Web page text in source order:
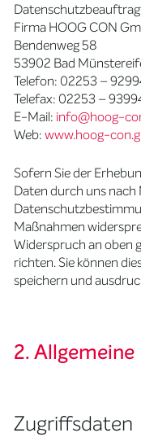
Firma HOOG CON
Bendenweg 58
53902 Bad
Telefon: 02253 –
Telefax: 02253 –
E-Mail: info@hoog-
Web:www.hoog-
Sofern Sie der
Daten durch uns nach
Maßnahmen
Widerspruch an oben
richten. Sie können
speichern und
2.
Zugriffsdaten